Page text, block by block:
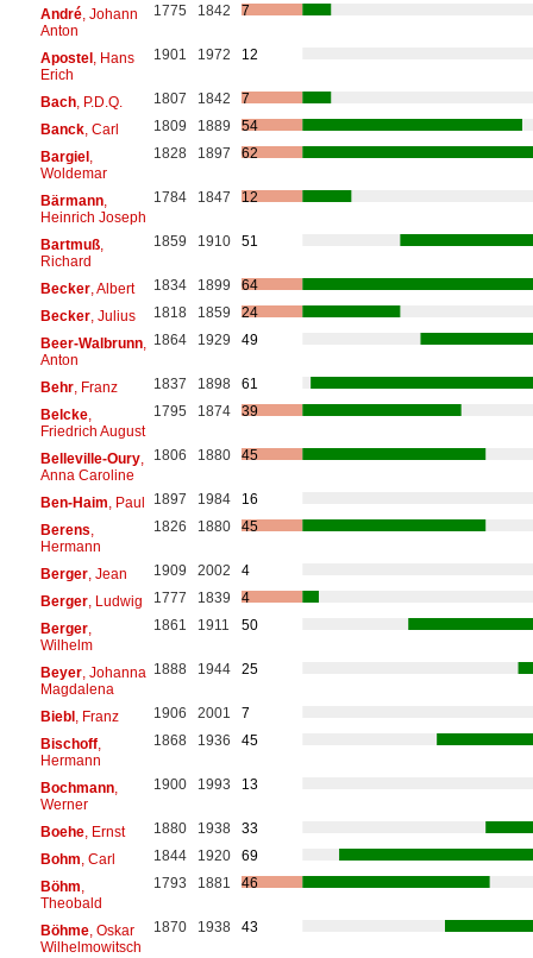
André, Johann
Anton
1775 1842 7
Apostel, Hans
Erich
1901 1972 12
Bach, P.D.Q. 1807 1842
7
Banck, Carl 1809 1889
54
Bargiel,
Woldemar
1828 1897 62
Bärmann,
Heinrich Joseph
1784 1847 12
Bartmuß,
Richard
1859 1910 51
Becker, Albert 1834 1899
64
Becker, Julius 1818 1859
24
Beer-Walbrunn,
Anton
1864 1929 49
Behr, Franz 1837 1898
61
Belcke,
Friedrich August
1795 1874 39
Belleville-Oury,
Anna Caroline
1806 1880 45
Ben-Haim , Paul 1897 1984
16
Berens
Hermann
1826 1880 45
Berger, Jean 1909 2002
4
Berger, Ludwig 1777 1839
4
Berger,
Wilhelm
1861 1911 50
Beyer, Johanna
Magdalena
1888 1944 25
Biebl, Franz 1906 2001
7
Bischoff,
Hermann
1868 1936 45
Bochmann,
Werner
1900 1993 13
Boehe, Ernst 1880 1938
33
Bohm , Carl 1844 1920
69
Böhm
Theobald
1793 1881 46
Böhme, Oskar
Wilhelmowitsch
1870 1938 43